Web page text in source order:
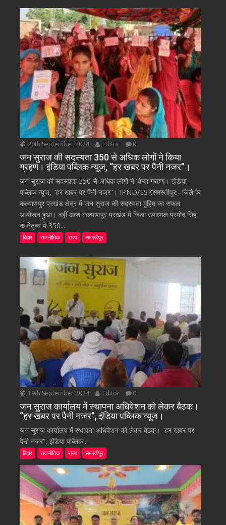
20th September 2024 Editor 0
जन सुराज की सदस्यता 350 से अधिक लोगों ने किया
ग्रहण। इंडिया पब्लिक न्यूज, “हर खबर पर पैनी नजर”।
जन सुराज की सदस्यता 350 से अधिक लोगों ने किया ग्रहण। इंडिया
पब्लिक न्यूज, “हर खबर पर पैनी नजर”। IPND/ESKसमस्तीपुर:- जिले के
कल्याणपुर प्रखंड क्षेत्र में जन सुराज की सदस्यता मुहिम का सफल
आयोजन हुआ। वहीं आज कल्याणपुर प्रखंड में जिला उपाध्यक्ष प्रमोद सिंह
के नेतृत्व में 350...
बिहार राजनीतिक राज्य समस्तीपुर
19th September 2024 Editor 0
जन सुराज कार्यालय में स्थापना अधिवेशन को लेकर बैठक।
“हर खबर पर पैनी नजर”, इंडिया पब्लिक न्यूज।
जन सुराज कार्यालय में स्थापना अधिवेशन को लेकर बैठक। “हर खबर पर
पैनी नजर”, इंडिया पब्लिक...
बिहार राजनीतिक राज्य समस्तीपुर